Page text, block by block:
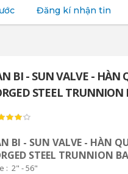
Đăng kí nhận tin
BI - SUN VALVE - HÀN
STEEL TRUNNION
BI - SUN VALVE - HÀN
STEEL TRUNNION
: 2" - 56"